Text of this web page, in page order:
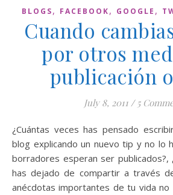
BLOGS, FACEBOOK, GOOGLE ,
Cuando
por otros
publicación
July 8, 2011 / 5
¿Cuántas veces has pensado escribir una entrada en tu
blog explicando un nuevo tip y no lo
borradores esperan ser publicados?,
has dejado de compartir a través
anécdotas importantes de tu vida no